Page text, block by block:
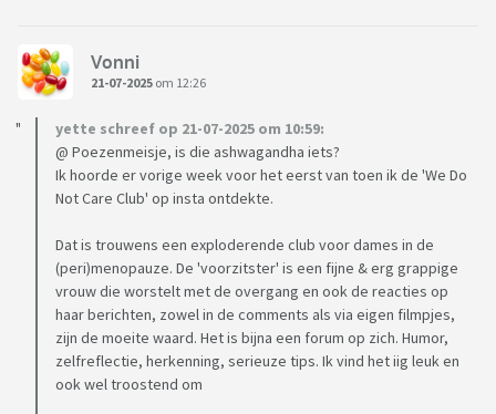
Vonni
21-07-2025 om 12:26
yette schreef op 21-07-2025 om 10:59:
@ Poezenmeisje, is die ashwagandha iets?
Ik hoorde er vorige week voor het eerst van toen ik de 'We Do
Not Care Club' op insta ontdekte.
Dat is trouwens een exploderende club voor dames in de
(peri)menopauze. De 'voorzitster' is een fijne & erg grappige
vrouw die worstelt met de overgang en ook de reacties op
haar berichten, zowel in de comments als via eigen filmpjes,
zijn de moeite waard. Het is bijna een forum op zich. Humor,
zelfreflectie, herkenning, serieuze tips. Ik vind het iig leuk en
ook wel troostend om